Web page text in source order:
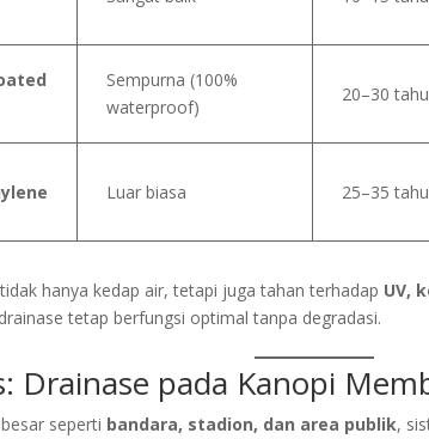
Sempurna (100%
waterproof)
20–30
Luar biasa 25–35
hanya kedap air, tetapi juga tahan terhadap UV,
tetap berfungsi optimal tanpa degradasi.
Drainase pada Kanopi
seperti bandara, stadion, dan area publik,